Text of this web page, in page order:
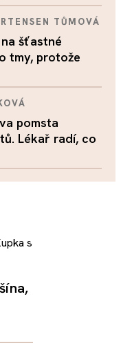
TŮMOVÁ
šťastné
tmy, protože
pomsta
Lékař radí, co